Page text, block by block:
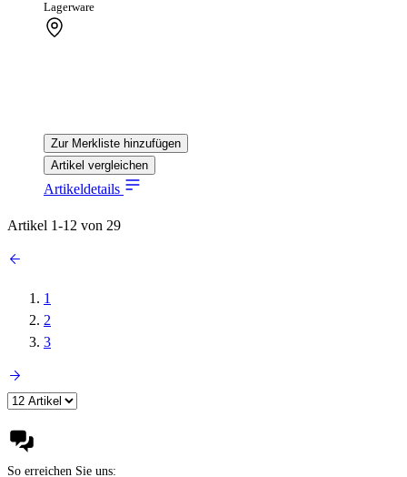
Lagerware
Zur Merkliste hinzufügen
Artikel vergleichen
Artikeldetails
Artikel 1-12 von 29
1
2
3
So erreichen Sie uns: